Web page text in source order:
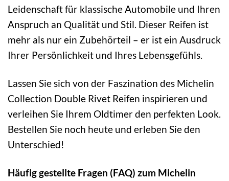
Leidenschaft für klassische Automobile und Ihren
Anspruch an Qualität und Stil. Dieser Reifen ist
mehr als nur ein Zubehörteil – er ist ein Ausdruck
Ihrer Persönlichkeit und Ihres Lebensgefühls.
Lassen Sie sich von der Faszination des Michelin
Collection Double Rivet Reifen inspirieren und
verleihen Sie Ihrem Oldtimer den perfekten Look.
Bestellen Sie noch heute und erleben Sie den
Unterschied!
Häufig gestellte Fragen (FAQ) zum Michelin